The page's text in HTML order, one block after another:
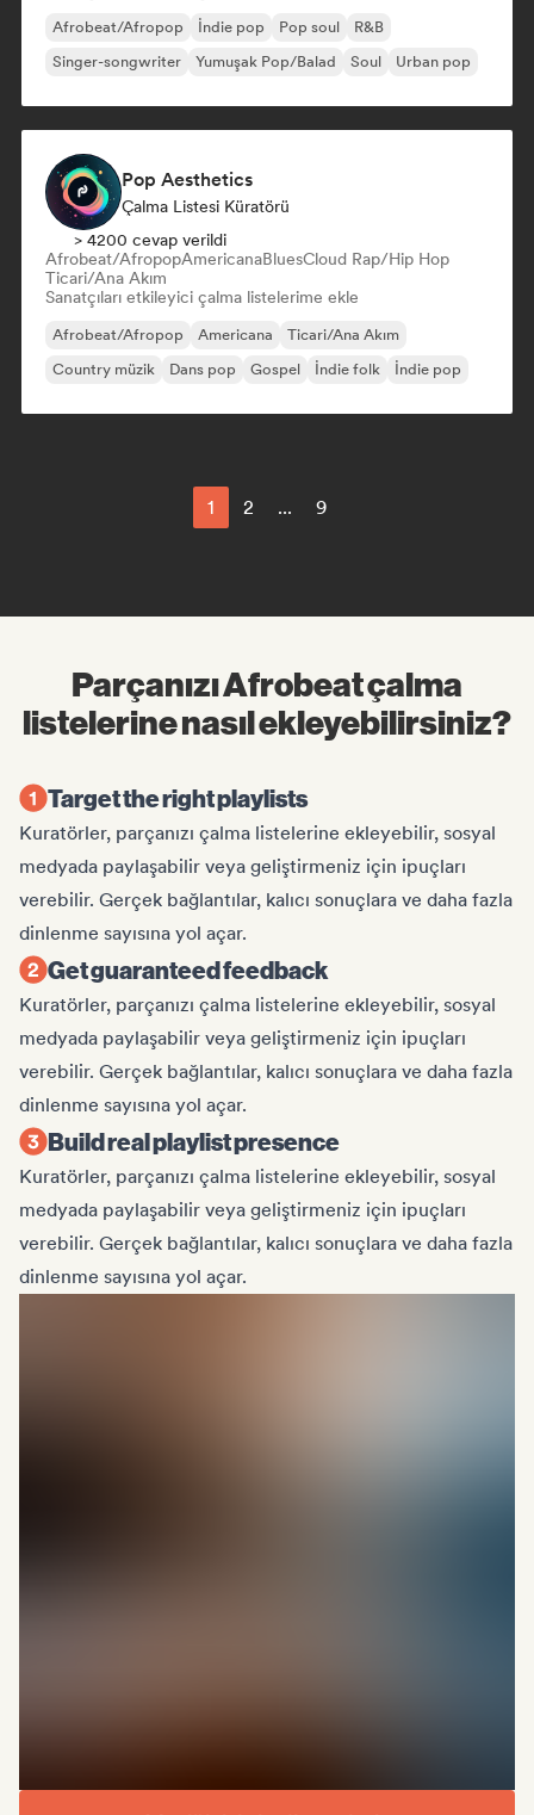
Afrobeat/Afropop İndie pop Pop soul
R&B
Singer-songwriter
Yumuşak Pop/Balad Soul Urban pop
Pop Aesthetics
Çalma Listesi Küratörü
> 4200 cevap verildi
Afrobeat/AfropopAmericanaBluesCloud Rap/Hip Hop
Ticari/Ana Akım
Sanatçıları etkileyici çalma listelerime ekle
Afrobeat/Afropop Americana
Ticari/Ana Akım
Country müzik
Dans pop Gospel İndie folk İndie pop
1 2 ... 9
Parçanızı Afrobeat çalma
listelerine nasıl ekleyebilirsiniz?
Target the right playlists
Kuratörler, parçanızı çalma listelerine ekleyebilir, sosyal
medyada paylaşabilir veya geliştirmeniz için ipuçları
verebilir. Gerçek bağlantılar, kalıcı sonuçlara ve daha fazla
dinlenme sayısına yol açar.
Get guaranteed feedback
Kuratörler, parçanızı çalma listelerine ekleyebilir, sosyal
medyada paylaşabilir veya geliştirmeniz için ipuçları
verebilir. Gerçek bağlantılar, kalıcı sonuçlara ve daha fazla
dinlenme sayısına yol açar.
Build real playlist presence
Kuratörler, parçanızı çalma listelerine ekleyebilir, sosyal
medyada paylaşabilir veya geliştirmeniz için ipuçları
verebilir. Gerçek bağlantılar, kalıcı sonuçlara ve daha fazla
dinlenme sayısına yol açar.